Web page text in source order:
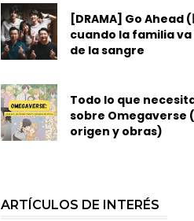
[DRAMA] Go Ahead (
cuando la familia va
de la sangre
Todo lo que
sobre Omegaverse
origen y obras)
ARTÍCULOS DE INTERÉS